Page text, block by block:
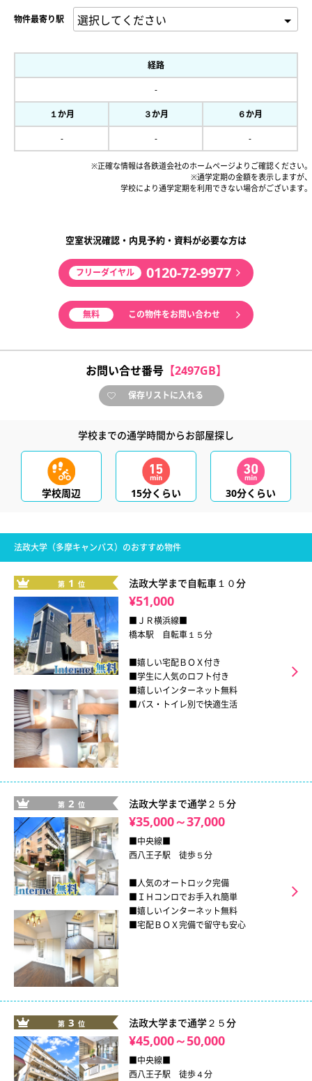
物件最寄り駅
経路
-
１か月 ３か月 ６か月
- - -
※正確な情報は各鉄道会社のホームページよりご確認ください。
※通学定期の金額を表示しますが、
学校により通学定期を利用できない場合がございます。
空室状況確認・内見予約・資料が必要な方は
フリーダイヤル 0120-72-9977
無料 この物件をお問い合わせ
お問い合せ番号【2497GB】
保存リストに入れる
学校までの通学時間からお部屋探し
学校周辺 15分くらい 30分くらい
法政大学（多摩キャンパス）のおすすめ物件
第 1 位 法政大学まで自転車１０分
¥51,000
■ＪＲ横浜線■
橋本駅 自転車１５分
■嬉しい宅配ＢＯＸ付き
■学生に人気のロフト付き
■嬉しいインターネット無料
■バス・トイレ別で快適生活
第 2 位 法政大学まで通学２５分
¥35,000～37,000
■中央線■
西八王子駅 徒歩５分
■人気のオートロック完備
■ＩＨコンロでお手入れ簡単
■嬉しいインターネット無料
■宅配ＢＯＸ完備で留守も安心
第 3 位 法政大学まで通学２５分
¥45,000～50,000
■中央線■
西八王子駅 徒歩４分